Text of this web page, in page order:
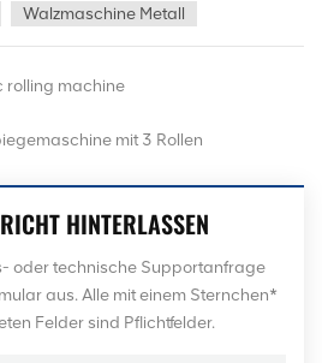
Walzmaschine Metall
rolling machine
mit 3 Rollen
HINTERLASSEN
oder technische Supportanfrage
aus. Alle mit einem Sternchen*
Felder sind Pflichtfelder.